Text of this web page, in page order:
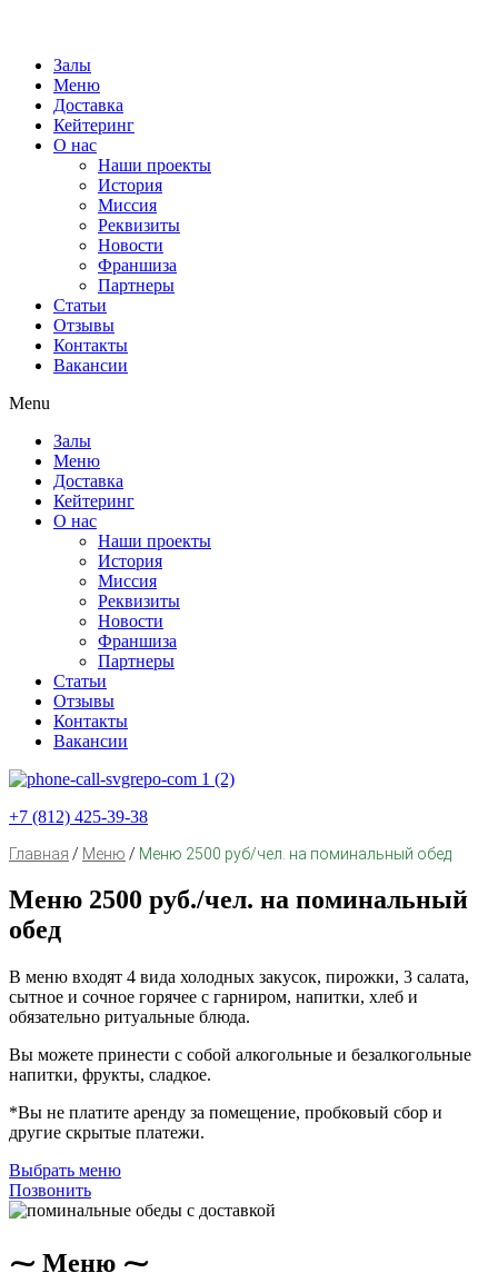
Залы
Меню
Доставка
Кейтеринг
О нас
Наши проекты
История
Миссия
Реквизиты
Новости
Франшиза
Партнеры
Статьи
Отзывы
Контакты
Вакансии
Menu
Залы
Меню
Доставка
Кейтеринг
О нас
Наши проекты
История
Миссия
Реквизиты
Новости
Франшиза
Партнеры
Статьи
Отзывы
Контакты
Вакансии
+7 (812) 425-39-38
Главная / Меню / Меню 2500 руб/чел. на поминальный обед
Меню 2500 руб./чел. на поминальный
обед
В меню входят 4 вида холодных закусок, пирожки, 3 салата,
сытное и сочное горячее с гарниром, напитки, хлеб и
обязательно ритуальные блюда.
Вы можете принести с собой алкогольные и безалкогольные
напитки, фрукты, сладкое.
*Вы не платите аренду за помещение, пробковый сбор и
другие скрытые платежи.
Выбрать меню
Позвонить
⁓ Меню ⁓